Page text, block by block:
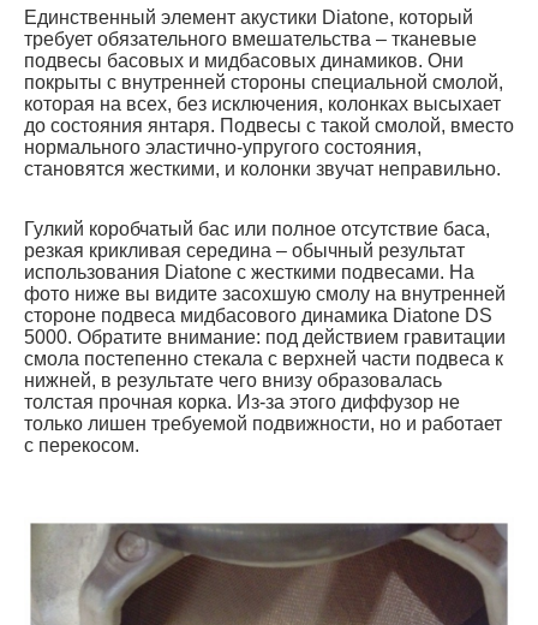
Единственный элемент акустики Diatone, который
требует обязательного вмешательства – тканевые
подвесы басовых и мидбасовых динамиков. Они
покрыты с внутренней стороны специальной смолой,
которая на всех, без исключения, колонках высыхает
до состояния янтаря. Подвесы с такой смолой, вместо
нормального эластично-упругого состояния,
становятся жесткими, и колонки звучат неправильно.
Гулкий коробчатый бас или полное отсутствие баса,
резкая крикливая середина – обычный результат
использования Diatone с жесткими подвесами. На
фото ниже вы видите засохшую смолу на внутренней
стороне подвеса мидбасового динамика Diatone DS
5000. Обратите внимание: под действием гравитации
смола постепенно стекала с верхней части подвеса к
нижней, в результате чего внизу образовалась
толстая прочная корка. Из-за этого диффузор не
только лишен требуемой подвижности, но и работает
с перекосом.